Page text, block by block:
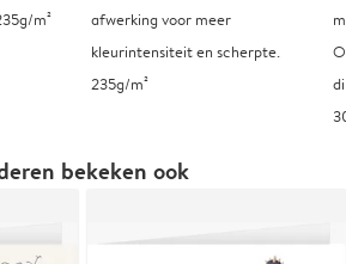
m²
afwerking voor meer
kleurintensiteit en scherpte.
235g/m²
bekeken ook